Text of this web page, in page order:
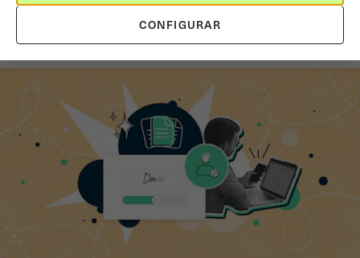
¿Puedo firmar un documento solo
con mi nombre?CONFIGURAR